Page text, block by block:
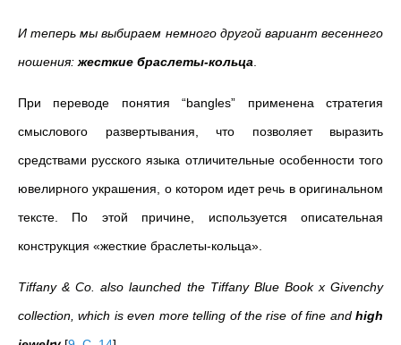
И теперь мы выбираем немного другой вариант весеннего
ношения: жесткие браслеты-кольца
При переводе понятия “bangles” применена стратегия
смыслового развертывания, что позволяет выразить
средствами русского языка отличительные особенности того
ювелирного украшения, о котором идет речь в оригинальном
тексте. По этой причине, используется описательная
конструкция «жесткие браслеты-кольца».
Tiffany & Co. also launched the Tiffany Blue Book x Givenchy
collection, which is even more telling of the rise of fine and high